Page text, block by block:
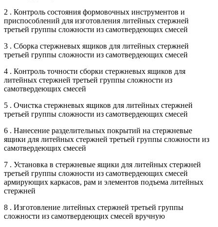
2 . Контроль состояния формовочных инструментов и
приспособлений для изготовления литейных стержней
третьей группы сложности из самотвердеющих смесей
3 . Сборка стержневых ящиков для литейных стержней
третьей группы сложности из самотвердеющих смесей
4 . Контроль точности сборки стержневых ящиков для
литейных стержней третьей группы сложности из
самотвердеющих смесей
5 . Очистка стержневых ящиков для литейных стержней
третьей группы сложности из самотвердеющих смесей
6 . Нанесение разделительных покрытий на стержневые
ящики для литейных стержней третьей группы сложности из
самотвердеющих смесей
7 . Установка в стержневые ящики для литейных стержней
третьей группы сложности из самотвердеющих смесей
армирующих каркасов, рам и элементов подъема литейных
стержней
8 . Изготовление литейных стержней третьей группы
сложности из самотвердеющих смесей вручную